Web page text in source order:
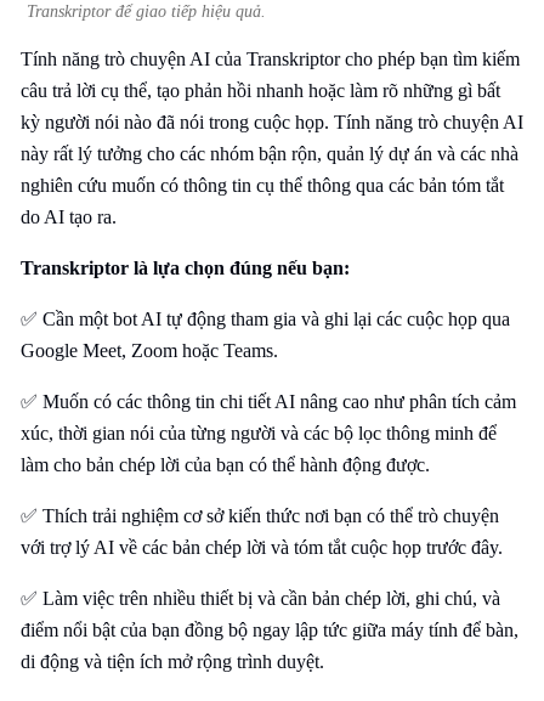
Transkriptor để giao tiếp hiệu quả.
Tính năng trò chuyện AI của Transkriptor cho phép bạn tìm kiếm
câu trả lời cụ thể, tạo phản hồi nhanh hoặc làm rõ những gì bất
kỳ người nói nào đã nói trong cuộc họp. Tính năng trò chuyện AI
này rất lý tưởng cho các nhóm bận rộn, quản lý dự án và các nhà
nghiên cứu muốn có thông tin cụ thể thông qua các bản tóm tắt
do AI tạo ra.
Transkriptor là lựa chọn đúng nếu bạn:
✅ Cần một bot AI tự động tham gia và ghi lại các cuộc họp qua
Google Meet, Zoom hoặc Teams.
✅ Muốn có các thông tin chi tiết AI nâng cao như phân tích cảm
xúc, thời gian nói của từng người và các bộ lọc thông minh để
làm cho bản chép lời của bạn có thể hành động được.
✅ Thích trải nghiệm cơ sở kiến thức nơi bạn có thể trò chuyện
với trợ lý AI về các bản chép lời và tóm tắt cuộc họp trước đây.
✅ Làm việc trên nhiều thiết bị và cần bản chép lời, ghi chú, và
điểm nổi bật của bạn đồng bộ ngay lập tức giữa máy tính để bàn,
di động và tiện ích mở rộng trình duyệt.